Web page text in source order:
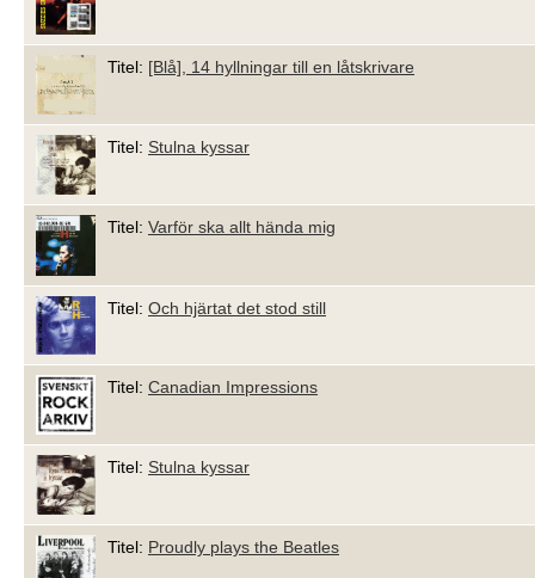
Titel: [Blå], 14 hyllningar till en låtskrivare
Titel: Stulna kyssar
Titel: Varför ska allt hända mig
Titel: Och hjärtat det stod still
Titel: Canadian Impressions
Titel: Stulna kyssar
Titel: Proudly plays the Beatles